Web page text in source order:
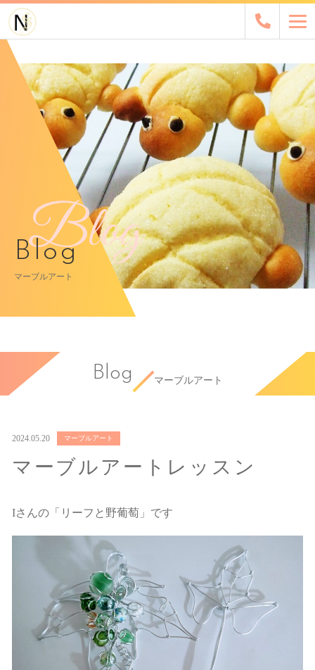
Blog
Blog
マーブルアート
Blog マーブルアート
2024.05.20 マーブルアート
マーブルアートレッスン
Iさんの「リーフと野葡萄」です